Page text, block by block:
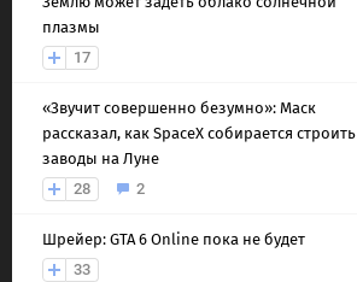
плазмы
17
«Звучит совершенно безумно»: Маск
рассказал, как SpaceX собирается строить
заводы на Луне
28
2
Шрейер: GTA 6 Online пока не будет
33